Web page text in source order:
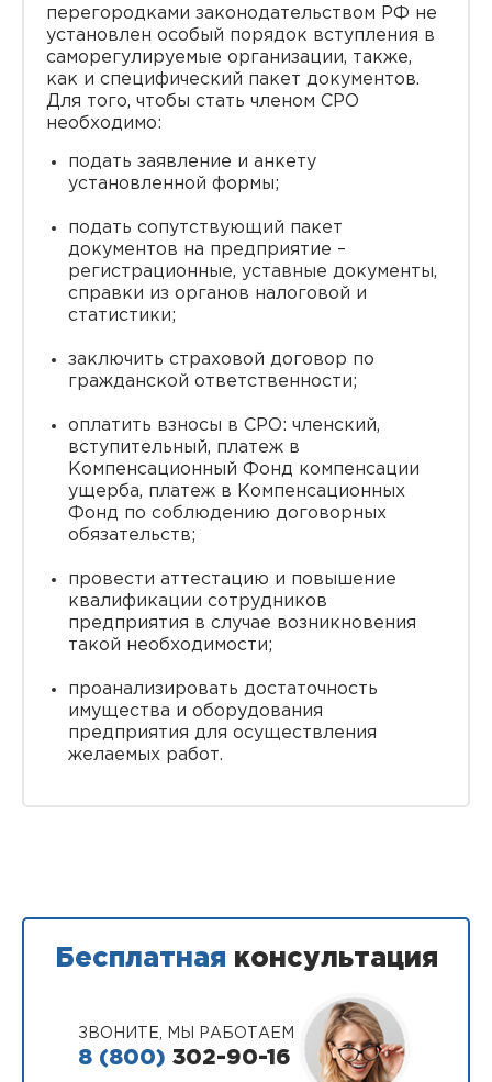
перегородками законодательством РФ не
установлен особый порядок вступления в
саморегулируемые организации, также,
как и специфический пакет документов.
Для того, чтобы стать членом СРО
необходимо:
подать заявление и анкету
установленной формы;
подать сопутствующий пакет
документов на предприятие –
регистрационные, уставные документы,
справки из органов налоговой и
статистики;
заключить страховой договор по
гражданской ответственности;
оплатить взносы в СРО: членский,
вступительный, платеж в
Компенсационный Фонд компенсации
ущерба, платеж в Компенсационных
Фонд по соблюдению договорных
обязательств;
провести аттестацию и повышение
квалификации сотрудников
предприятия в случае возникновения
такой необходимости;
проанализировать достаточность
имущества и оборудования
предприятия для осуществления
желаемых работ.
Бесплатная консультация
ЗВОНИТЕ, МЫ РАБОТАЕМ
8 (800) 302-90-16